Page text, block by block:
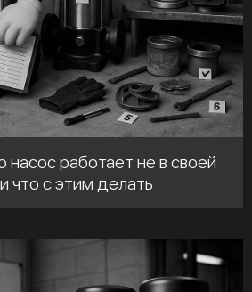
насос работает не в своей
что с этим делать